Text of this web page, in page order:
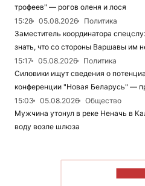
трофеев" — рогов оленя и лося
15:28
05.08.2026
Политика
Заместитель координатора
знать, что со стороны Варшавы им
15:17
05.08.2026
Политика
Силовики ищут сведения о
конференции "Новая Беларусь" —
15:03
05.08.2026
Общество
Мужчина утонул в реке Неначь в
воду возле шлюза